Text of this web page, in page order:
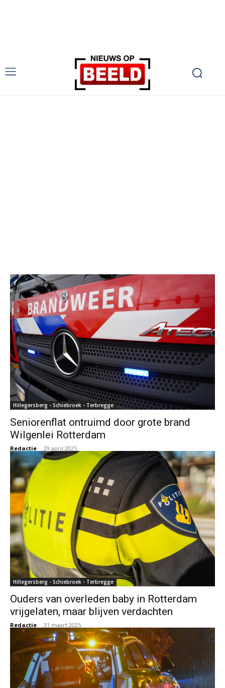
Hillegersberg - Schiebroek - Terbregge
Seniorenflat ontruimd door grote brand
Wilgenlei Rotterdam
Redactie - 29 april 2025
Hillegersberg - Schiebroek - Terbregge
Ouders van overleden baby in Rotterdam
vrijgelaten, maar blijven verdachten
Redactie - 31 maart 2025